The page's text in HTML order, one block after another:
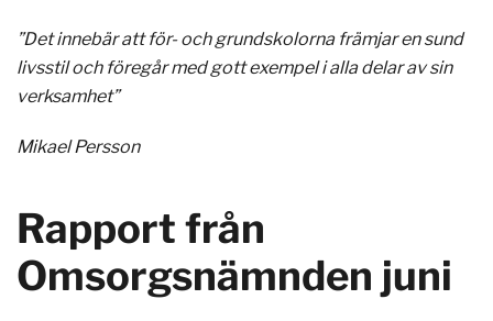
”Det innebär att för- och grundskolorna främjar en sund
livsstil och föregår med gott exempel i alla delar av sin
verksamhet”
Mikael Persson
Rapport från
Omsorgsnämnden juni